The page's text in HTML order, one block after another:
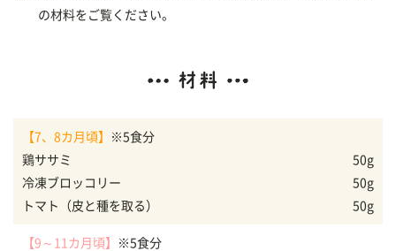
の材料をご覧ください。
【7、8カ月頃】
※5食分
鶏ササミ
冷凍ブロッコリー
トマト（皮と種を取る）
50g
50g
50g
【9～11カ月頃】
※5食分